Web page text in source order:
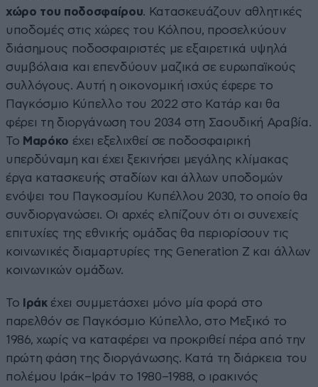
χώρο του ποδοσφαίρου. Κατασκευάζουν αθλητικές
υποδομές στις χώρες του Κόλπου, προσελκύουν
διάσημους ποδοσφαιριστές με εξαιρετικά υψηλά
συμβόλαια και επενδύουν μαζικά σε ευρωπαϊκούς
συλλόγους. Αυτή η οικονομική ισχύς έφερε το
Παγκόσμιο Κύπελλο του 2022 στο Κατάρ και θα
φέρει τη διοργάνωση του 2034 στη Σαουδική Αραβία.
Το Μαρόκο έχει εξελιχθεί σε ποδοσφαιρική
υπερδύναμη και έχει ξεκινήσει μεγάλης κλίμακας
έργα κατασκευής σταδίων και άλλων υποδομών
ενόψει του Παγκοσμίου Κυπέλλου 2030, το οποίο θα
συνδιοργανώσει. Οι αρχές ελπίζουν ότι οι συνεχείς
επιτυχίες της εθνικής ομάδας θα περιορίσουν τις
κοινωνικές διαμαρτυρίες της Generation Z και άλλων
κοινωνικών ομάδων.
Το Ιράκ έχει συμμετάσχει μόνο μία φορά στο
παρελθόν σε Παγκόσμιο Κύπελλο, στο Μεξικό το
1986, χωρίς να καταφέρει να προκριθεί πέρα από την
πρώτη φάση της διοργάνωσης. Κατά τη διάρκεια του
πολέμου Ιράκ–Ιράν το 1980–1988, ο ιρακινός